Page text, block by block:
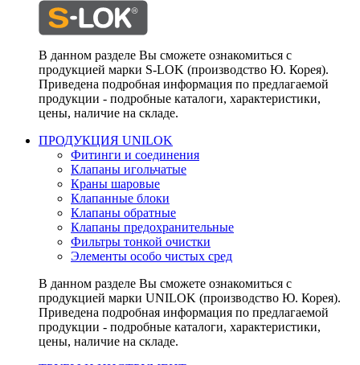
В данном разделе Вы сможете ознакомиться с
продукцией марки S-LOK (производство Ю. Корея).
Приведена подробная информация по предлагаемой
продукции - подробные каталоги, характеристики,
цены, наличие на складе.
ПРОДУКЦИЯ UNILOK
Фитинги и соединения
Клапаны игольчатые
Краны шаровые
Клапанные блоки
Клапаны обратные
Клапаны предохранительные
Фильтры тонкой очистки
Элементы особо чистых сред
В данном разделе Вы сможете ознакомиться с
продукцией марки UNILOK (производство Ю. Корея).
Приведена подробная информация по предлагаемой
продукции - подробные каталоги, характеристики,
цены, наличие на складе.